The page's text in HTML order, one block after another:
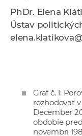
PhDr. Elena
Ústav
Graf č. 1:
rozhodovať
December
obdobie
novembri